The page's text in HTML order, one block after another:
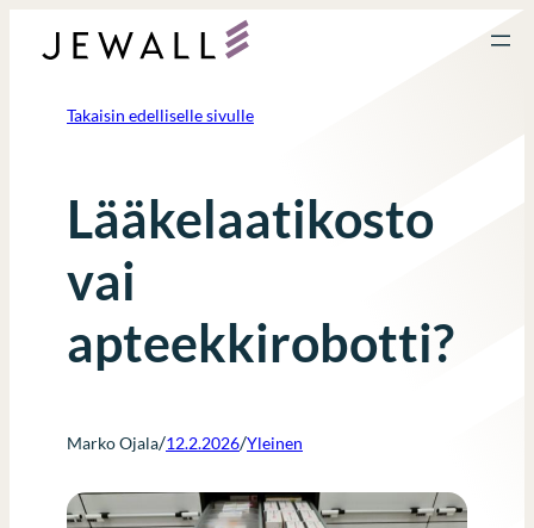
sisältöön
Takaisin edelliselle sivulle
Lääkelaatikosto
vai
apteekkirobotti?
Marko Ojala/12.2.2026/Yleinen